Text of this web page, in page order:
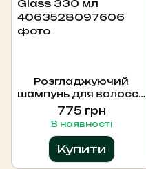
Розгладжуючий
шампунь для волосся
NEQI Shampoo
Diamond Glass 330
775 грн
В наявності
Купити